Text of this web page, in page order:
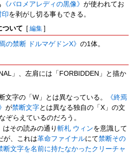
《バロメアレディの黒像》が使われてお
印を剥がし切る事もできる。
ついて [ 編集 ]
焉の禁断 ドルマゲドンX》の1体。
」、左肩には「FORBIDDEN」と描か
文字の「W」とは異なっている。
《終焉
が禁断文字とは異なる独自の「X」の文
ぞらえているのだろう。
はその読みの通り斬札 ウィンを意識して
が、これは革命ファイナルにて禁断その
断文字を名前に持たなかったクリーチャ